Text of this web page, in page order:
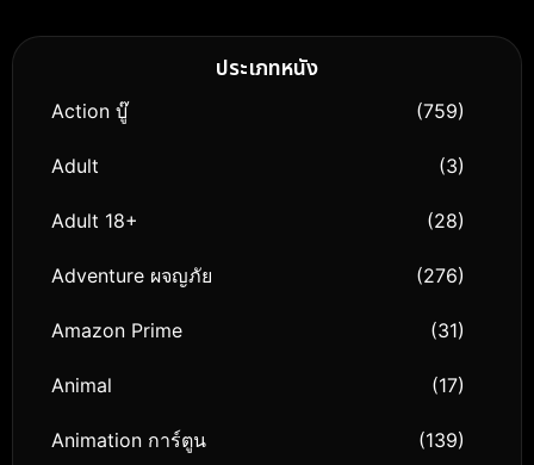
ประเภทหนัง
Action บู๊ (759)
Adult (3)
Adult 18+ (28)
Adventure ผจญภัย (276)
Amazon Prime (31)
Animal (17)
Animation การ์ตูน (139)